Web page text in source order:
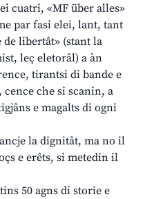
cuatri, «MF über alles»
par fasi elei, lant, tant
de libertât» (stant la
leç eletorâl) a àn
tirantsi di bande e
che si scanin, a
e magalts di ogni
la dignitât, ma no il
e erêts, si metedin il
50 agns di storie e